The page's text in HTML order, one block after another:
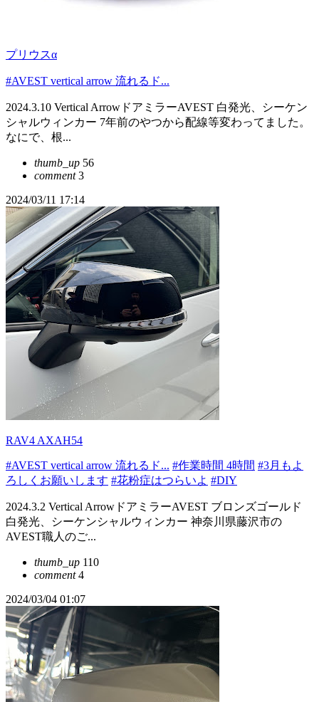
プリウスα
#AVEST vertical arrow 流れるド...
2024.3.10 Vertical ArrowドアミラーAVEST 白発光、シーケン
シャルウィンカー 7年前のやつから配線等変わってました。
なにで、根...
thumb_up 56
comment3
2024/03/11 17:14
RAV4 AXAH54
#AVEST vertical arrow 流れるド... #作業時間 4時間 #3月もよ
ろしくお願いします #花粉症はつらいよ #DIY
2024.3.2 Vertical ArrowドアミラーAVEST ブロンズゴールド
白発光、シーケンシャルウィンカー 神奈川県藤沢市の
AVEST職人のご...
thumb_up 110
comment4
2024/03/04 01:07